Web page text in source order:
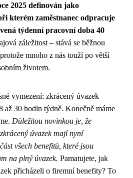
2025 definován jako
kterém zaměstnanec odpracuje
týdenní pracovní doba 40
záležitost – stává se běžnou
mnoho z nás touží po větší
životem.
vymezení: zkrácený úvazek
až 30 hodin týdně. Konečně máme
Důležitou novinkou je, že
úvazek mají nyní
všech benefitů, které jsou
na plný úvazek. Pamatujete, jak
přicházeli o firemní benefity? To